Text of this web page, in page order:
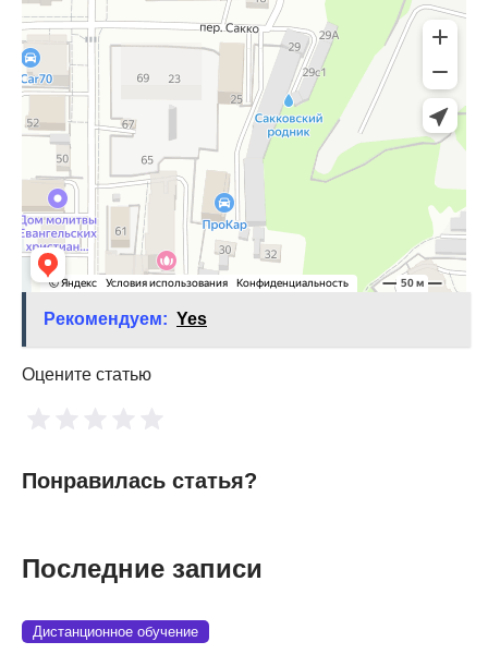
Рекомендуем: Yes
Оцените статью
Понравилась статья?
Последние записи
Дистанционное обучение